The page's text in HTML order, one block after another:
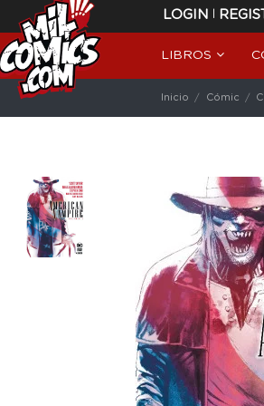
LOGIN |
LIBROS
Inicio Cómic